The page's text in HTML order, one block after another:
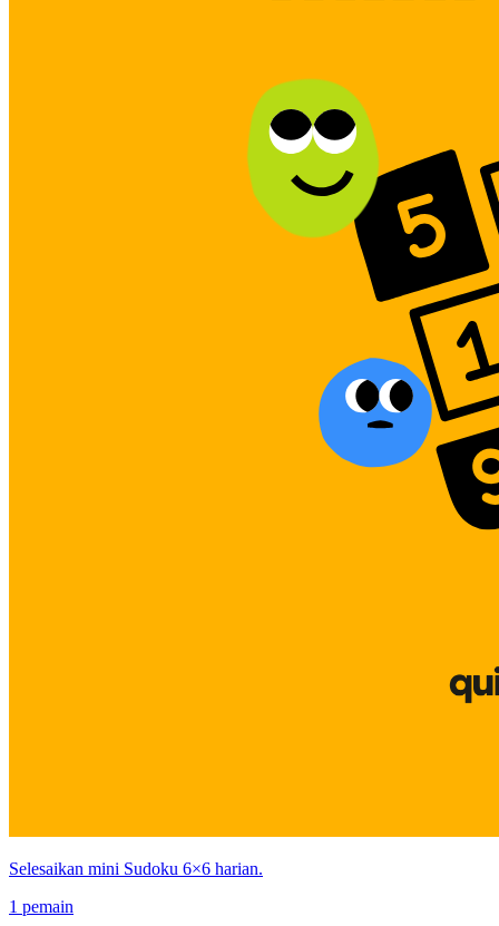
Selesaikan mini Sudoku 6×6 harian.
1 pemain